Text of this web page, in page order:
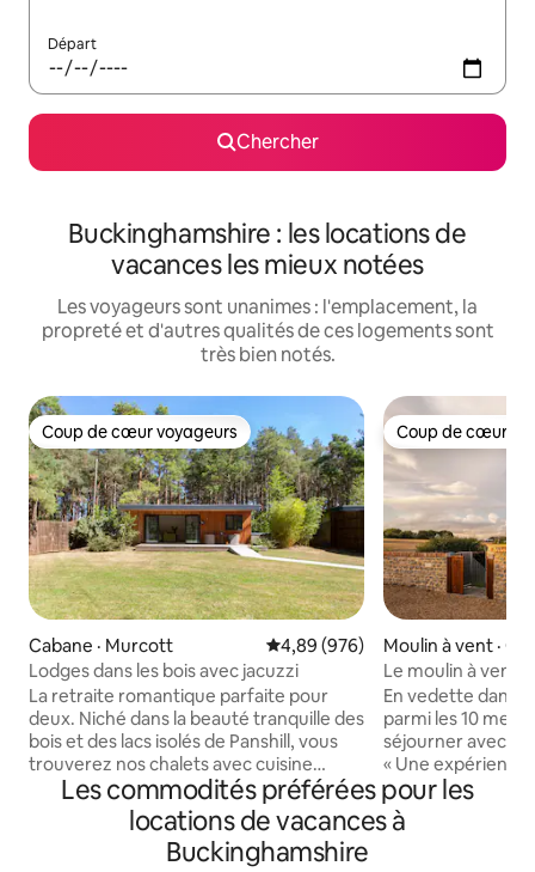
Départ
Chercher
Buckinghamshire : les locations de
vacances les mieux notées
Les voyageurs sont unanimes : l'emplacement, la
propreté et d'autres qualités de ces logements sont
très bien notés.
Coup de cœur voyageurs
Coup de cœur voyageurs
Cabane · Murcott Note moyenne de 4,89 sur 5,
4,89 (976)
Lodges dans les bois avec jacuzzi
La retraite romantique parfaite pour
deux. Niché dans la beauté tranquille des
bois et des lacs isolés de Panshill, vous
trouverez nos chalets avec cuisine
équipée et leur propre spa privé.
Prosecco et chocolats gratuits à l'arrivée
(n'hésitez pas à me contacter si vous
préférez un alcoolique) Le célèbre
Coup de cœur
Coup de cœur
Moulin à vent ·
Le moulin à vent
Bicester Village
En vedette dans
parmi les 10
séjourner avec
« Une expérience
Parfait pour une
deux ou une
famille ou entre
Les commodités préférées pour les
locations de vacances à
Buckinghamshire